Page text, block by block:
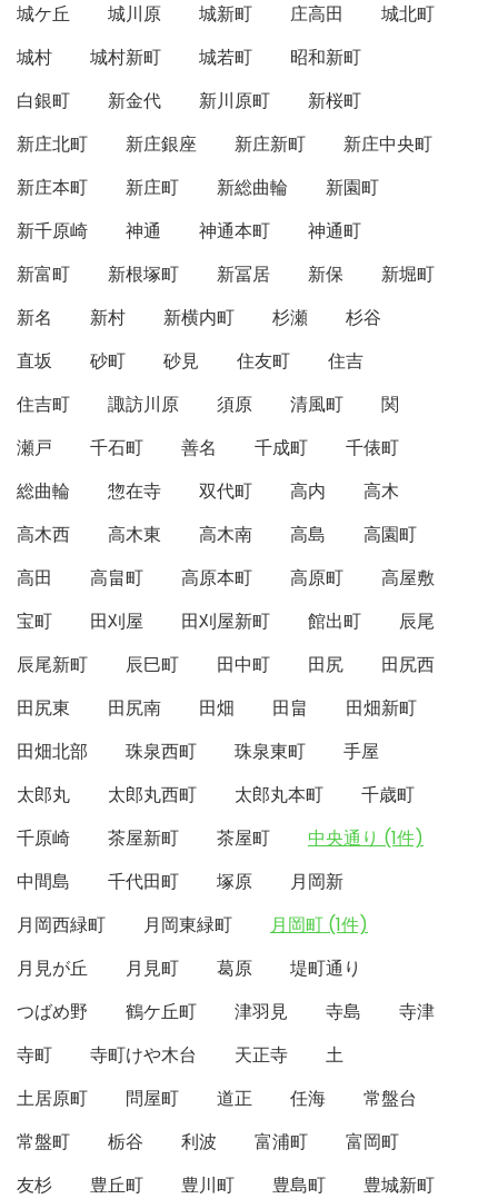
城ケ丘
城川原 城新町 庄高田
城北町
城村
城村新町 城若町
昭和新町
白銀町
新金代 新川原町
新桜町
新庄北町
新庄銀座 新庄新町
新庄中央町
新庄本町
新庄町 新総曲輪
新園町
新千原崎
神通 神通本町
神通町
新富町
新根塚町 新冨居 新保
新堀町
新名
新村 新横内町 杉瀬
杉谷
直坂
砂町 砂見 住友町
住吉
住吉町
諏訪川原 須原 清風町
関
瀬戸
千石町 善名 千成町
千俵町
総曲輪
惣在寺 双代町 高内
高木
高木西
高木東 高木南 高島
高園町
高田
高畠町 高原本町 高原町
高屋敷
宝町
田刈屋 田刈屋新町 館出町
辰尾
辰尾新町
辰巳町 田中町 田尻
田尻西
田尻東
田尻南 田畑 田畠
田畑新町
田畑北部
珠泉西町 珠泉東町
手屋
太郎丸
太郎丸西町 太郎丸本町
千歳町
千原崎
茶屋新町 茶屋町
中央通り (1件)
中間島
千代田町 塚原
月岡新
月岡西緑町
月岡東緑町
月岡町 (1件)
月見が丘
月見町 葛原
堤町通り
つばめ野
鶴ケ丘町 津羽見 寺島
寺津
寺町
寺町けや木台 天正寺
土
土居原町
問屋町 道正 任海
常盤台
常盤町
栃谷 利波 富浦町
富岡町
友杉
豊丘町 豊川町 豊島町
豊城新町